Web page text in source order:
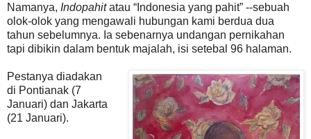
Namanya, Indopahitatau “Indonesia yang pahit” --sebuah
olok-olok yang mengawali hubungan kami berdua dua
tahun sebelumnya. Ia sebenarnya undangan pernikahan
tapi dibikin dalam bentuk majalah, isi setebal 96 halaman.
Pestanya diadakan
di Pontianak (7
Januari) dan Jakarta
(21 Januari).